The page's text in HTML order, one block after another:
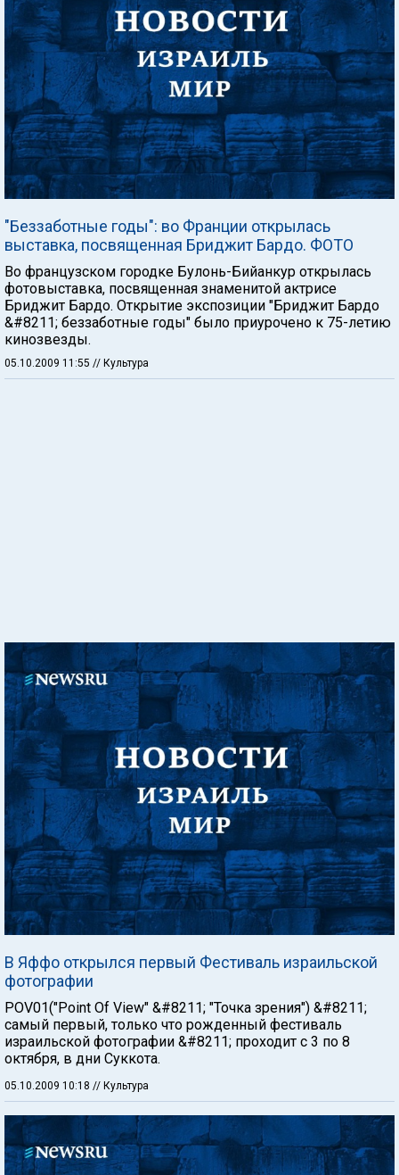
"Беззаботные годы": во Франции открылась
выставка, посвященная Бриджит Бардо. ФОТО
Во французском городке Булонь-Бийанкур открылась
фотовыставка, посвященная знаменитой актрисе
Бриджит Бардо. Открытие экспозиции "Бриджит Бардо
&#8211; беззаботные годы" было приурочено к 75-летию
кинозвезды.
05.10.2009 11:55 // Культура
В Яффо открылся первый Фестиваль израильской
фотографии
POV01("Point Of View" &#8211; "Точка зрения") &#8211;
самый первый, только что рожденный фестиваль
израильской фотографии &#8211; проходит с 3 по 8
октября, в дни Суккота.
05.10.2009 10:18 // Культура